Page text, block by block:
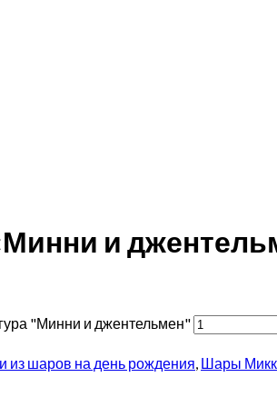
и
"Минни и джентельмен"
из шаров на день рождения, Шары